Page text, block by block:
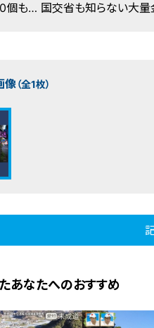
個も… 国交省も知らない大量
像（全1枚）
あなたへのおすすめ